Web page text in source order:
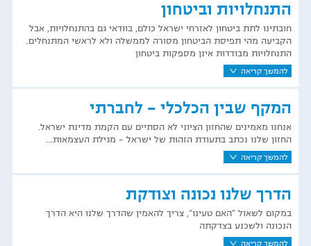
התנחלויות וביטחון
להמשך קריאה
חובתינו לתת ביטחון לאזרחי ישראל כולם, בוודאי גם בהתנחלויות, אבל
הקביעה מהי תפיסת הביטחון מסורה לממשלה ולא לראשי המתנחלים.
התנחלויות מבודדות אינן מספקות ביטחון
המקף שבין הכלכלי - לחברתי
להמשך קריאה
אנחנו מאמינים שהחזון הציוני לא הסתיים עם הקמת מדינת ישראל.
החזון שלנו נכתב בתעודת הזהות של ישראל – מגילת העצמאות...
הדרך שלנו נכונה וצודקת
להמשך קריאה
במקום לשאול "האם טעינו", צריך להאמין שהדרך שלנו היא הדרך
הנכונה ולשכנע בצדקתה